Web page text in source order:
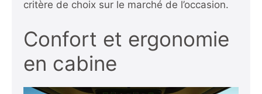
critère de choix sur le marché de l’occasion.
Confort et ergonomie
en cabine